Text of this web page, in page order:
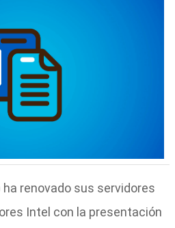
ha renovado sus servidores
Intel con la presentación